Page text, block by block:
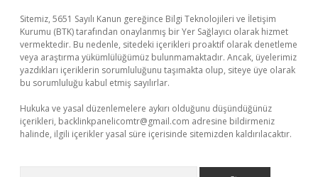
Sitemiz, 5651 Sayılı Kanun gereğince Bilgi Teknolojileri ve İletişim
Kurumu (BTK) tarafından onaylanmış bir Yer Sağlayıcı olarak hizmet
vermektedir. Bu nedenle, sitedeki içerikleri proaktif olarak denetleme
veya araştırma yükümlülüğümüz bulunmamaktadır. Ancak, üyelerimiz
yazdıkları içeriklerin sorumluluğunu taşımakta olup, siteye üye olarak
bu sorumluluğu kabul etmiş sayılırlar.
Hukuka ve yasal düzenlemelere aykırı olduğunu düşündüğünüz
içerikleri, backlinkpanelicomtr@gmail.com adresine bildirmeniz
halinde, ilgili içerikler yasal süre içerisinde sitemizden kaldırılacaktır.